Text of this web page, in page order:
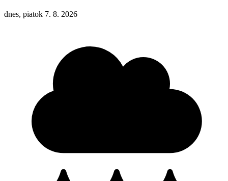
dnes, piatok 7. 8. 2026